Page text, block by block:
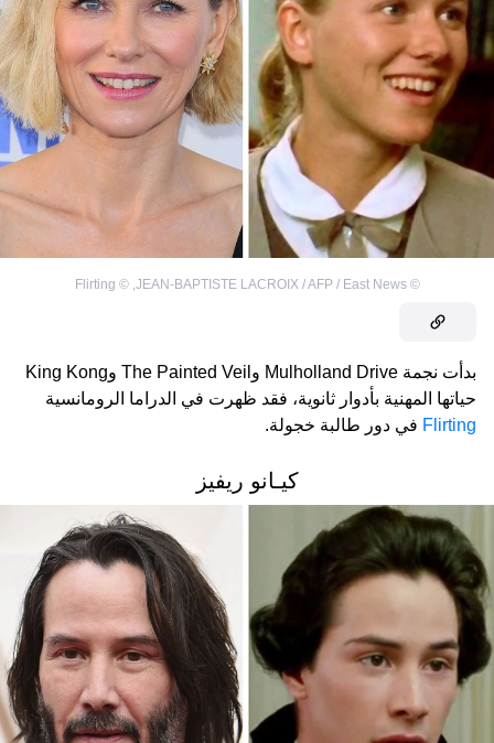
©
JEAN-BAPTISTE LACROIX / AFP / East News
,
©
Flirting
بدأت نجمة Mulholland Drive وThe Painted Veil وKing Kong
حياتها المهنية بأدوار ثانوية، فقد ظهرت في الدراما الرومانسية
Flirting في دور طالبة خجولة.
كيـانو ريفيز